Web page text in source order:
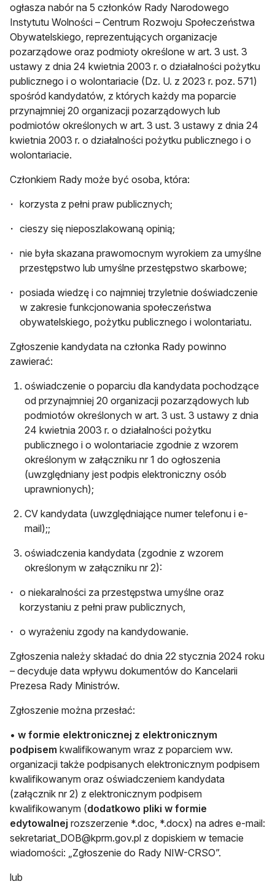
ogłasza nabór na 5 członków Rady Narodowego
Instytutu Wolności – Centrum Rozwoju Społeczeństwa
Obywatelskiego, reprezentujących organizacje
pozarządowe oraz podmioty określone w art. 3 ust. 3
ustawy z dnia 24 kwietnia 2003 r. o działalności pożytku
publicznego i o wolontariacie (Dz. U. z 2023 r. poz. 571)
spośród kandydatów, z których każdy ma poparcie
przynajmniej 20 organizacji pozarządowych lub
podmiotów określonych w art. 3 ust. 3 ustawy z dnia 24
kwietnia 2003 r. o działalności pożytku publicznego i o
wolontariacie.
Członkiem Rady może być osoba, która:
korzysta z pełni praw publicznych;
cieszy się nieposzlakowaną opinią;
nie była skazana prawomocnym wyrokiem za umyślne
przestępstwo lub umyślne przestępstwo skarbowe;
posiada wiedzę i co najmniej trzyletnie doświadczenie
w zakresie funkcjonowania społeczeństwa
obywatelskiego, pożytku publicznego i wolontariatu.
Zgłoszenie kandydata na członka Rady powinno
zawierać:
oświadczenie o poparciu dla kandydata pochodzące
od przynajmniej 20 organizacji pozarządowych lub
podmiotów określonych w art. 3 ust. 3 ustawy z dnia
24 kwietnia 2003 r. o działalności pożytku
publicznego i o wolontariacie zgodnie z wzorem
określonym w załączniku nr 1 do ogłoszenia
(uwzględniany jest podpis elektroniczny osób
uprawnionych);
CV kandydata (uwzględniające numer telefonu i e-
mail);;
oświadczenia kandydata (zgodnie z wzorem
określonym w załączniku nr 2):
o niekaralności za przestępstwa umyślne oraz
korzystaniu z pełni praw publicznych,
o wyrażeniu zgody na kandydowanie.
Zgłoszenia należy składać do dnia 22 stycznia 2024 roku
– decyduje data wpływu dokumentów do Kancelarii
Prezesa Rady Ministrów.
Zgłoszenie można przesłać:
• w formie elektronicznej z elektronicznym
podpisem kwalifikowanym wraz z poparciem ww.
organizacji także podpisanych elektronicznym podpisem
kwalifikowanym oraz oświadczeniem kandydata
(załącznik nr 2) z elektronicznym podpisem
kwalifikowanym (dodatkowo pliki w formie
edytowalnej rozszerzenie *.doc, *.docx) na adres e-mail:
sekretariat_DOB@kprm.gov.pl z dopiskiem w temacie
wiadomości: „Zgłoszenie do Rady NIW-CRSO”.
lub